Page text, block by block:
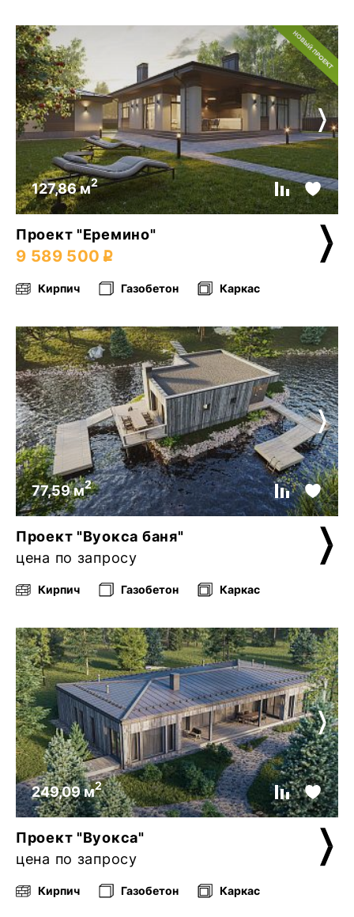
127,86 м2
Проект "Еремино"
9 589 500
Кирпич Газобетон Каркас
77,59 м2
Проект "Вуокса баня"
цена по запросу
Кирпич Газобетон Каркас
249,09 м2
Проект "Вуокса"
цена по запросу
Кирпич Газобетон Каркас